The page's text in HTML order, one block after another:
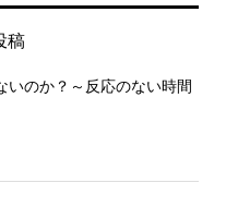
稿
いのか？～反応のない時間